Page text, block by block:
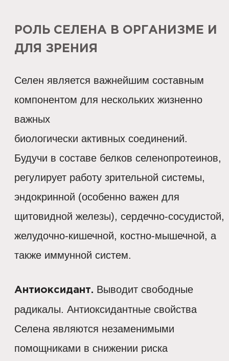
РОЛЬ СЕЛЕНА В ОРГАНИЗМЕ И
ДЛЯ ЗРЕНИЯ
Селен является важнейшим составным
компонентом для нескольких жизненно
важных
биологически активных соединений.
Будучи в составе белков селенопротеинов,
регулирует работу зрительной системы,
эндокринной (особенно важен для
щитовидной железы), сердечно-сосудистой,
желудочно-кишечной, костно-мышечной, а
также иммунной систем.
Антиоксидант. Выводит свободные
радикалы. Антиоксидантные свойства
Селена являются незаменимыми
помощниками в снижении риска